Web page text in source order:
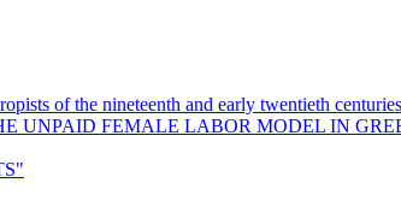
of the nineteenth and early twentieth centuries
UNPAID FEMALE LABOR MODEL IN